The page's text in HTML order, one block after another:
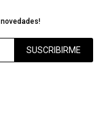
SUSCRIBIRME